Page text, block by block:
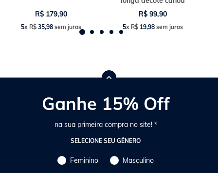
R$ 179,90
5x R$ 35,98sem juros
R$ 99,90
5x R$ 19,98sem juros
Ganhe 15% Off
na sua primeira compra no site! *
SELECIONE SEU GÊNERO
Feminino Masculino